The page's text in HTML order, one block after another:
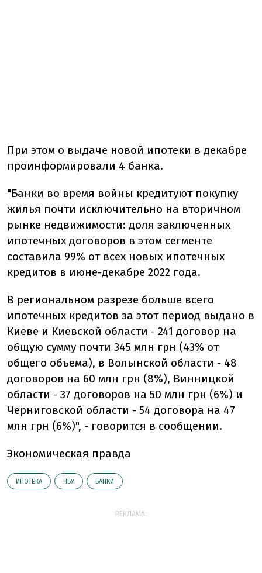
При этом о выдаче новой ипотеки в декабре
проинформировали 4 банка.
"Банки во время войны кредитуют покупку
жилья почти исключительно на вторичном
рынке недвижимости: доля заключенных
ипотечных договоров в этом сегменте
составила 99% от всех новых ипотечных
кредитов в июне-декабре 2022 года.
В региональном разрезе больше всего
ипотечных кредитов за этот период выдано в
Киеве и Киевской области - 241 договор на
общую сумму почти 345 млн грн (43% от
общего объема), в Волынской области - 48
договоров на 60 млн грн (8%), Винницкой
области - 37 договоров на 50 млн грн (6%) и
Черниговской области - 54 договора на 47
млн грн (6%)", - говорится в сообщении.
Экономическая правда
ИПОТЕКА НБУ БАНКИ
РЕКЛАМА: